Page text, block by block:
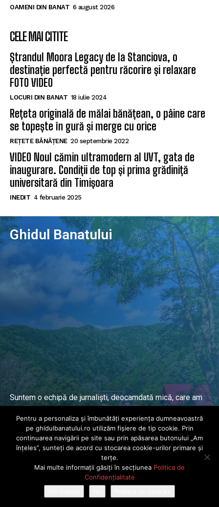
OAMENI DIN BANAT 6 august 2026
CELE MAI CITITE
Ștrandul Moora Legacy de la Stanciova, o
destinație perfectă pentru răcorire și relaxare
FOTO VIDEO
LOCURI DIN BANAT 18 iulie 2024
Rețeta originală de mălai bănățean, o pâine care
se topește în gură și merge cu orice
REȚETE BĂNĂȚENE 20 septembrie 2022
VIDEO Noul cămin ultramodern al UVT, gata de
inaugurare. Condiții de top și prima grădiniță
universitară din Timișoara
INEDIT 4 februarie 2025
Ghidul Banatului
Suntem o echipă de jurnaliști, deocamdată mică, care am
ani.
© Ghidul Banatului 2025. Toate drepturile rezervate · Dezvoltat de
Power Media FX
Pentru a personaliza și îmbunătăți experiența dumneavoastră
pe ghidulbanatului.ro utilizăm fișiere de tip cookie. Prin
continuarea navigării pe site sau prin apăsarea butonului „Am
înțeles”, sunteți de acord cu stocarea cookie-urilor primare și
terțe.
Mai multe informații găsiți în secțiunea Politica de
Confidențialitate